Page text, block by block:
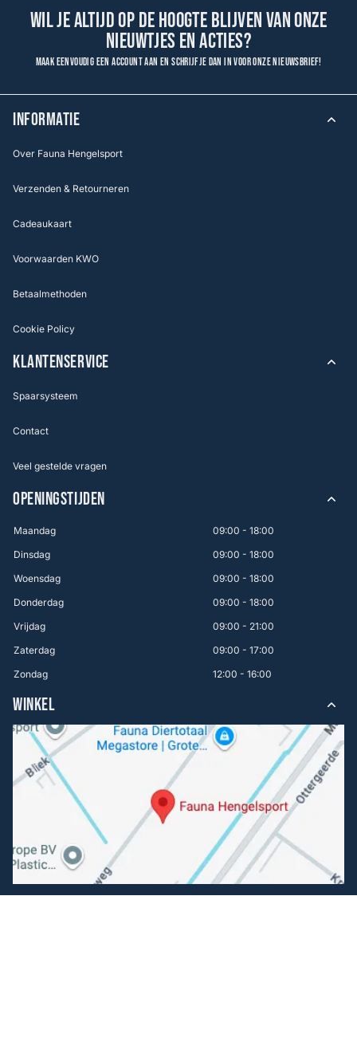
Wil je altijd op de hoogte blijven van onze
nieuwtjes en acties?
Maak eenvoudig een account aan en schrijf je dan in voor onze nieuwsbrief!
INFORMATIE
Over Fauna Hengelsport
Verzenden & Retourneren
Cadeaukaart
Voorwaarden KWO
Betaalmethoden
Cookie Policy
KLANTENSERVICE
Spaarsysteem
Contact
Veel gestelde vragen
OPENINGSTIJDEN
Maandag
09:00 - 18:00
Dinsdag
09:00 - 18:00
Woensdag
09:00 - 18:00
Donderdag
09:00 - 18:00
Vrijdag
09:00 - 21:00
Zaterdag
09:00 - 17:00
Zondag
12:00 - 16:00
WINKEL